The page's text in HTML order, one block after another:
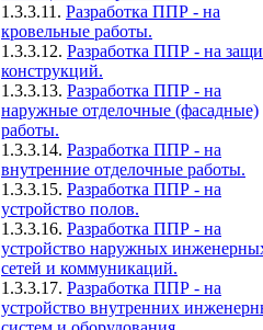
1.3.3.11. Разработка ППР - на
кровельные работы.
1.3.3.12. Разработка ППР - на
конструкций.
1.3.3.13. Разработка ППР - на
наружные отделочные (фасадные)
работы.
1.3.3.14. Разработка ППР - на
внутренние отделочные работы.
1.3.3.15. Разработка ППР - на
устройство полов.
1.3.3.16. Разработка ППР - на
устройство наружных
сетей и коммуникаций.
1.3.3.17. Разработка ППР - на
устройство внутренних